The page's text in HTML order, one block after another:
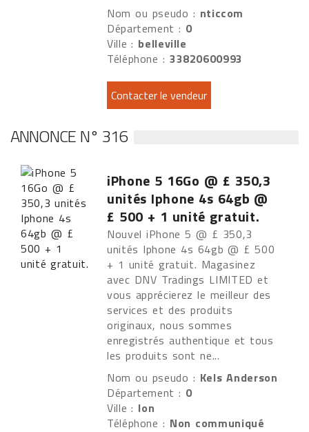
Nom ou pseudo : nticcom
Département : 0
Ville : belleville
Téléphone : 33820600993
ANNONCE N° 316
iPhone 5 16Go @ £ 350,3
unités Iphone 4s 64gb @
£ 500 + 1 unité gratuit.
Nouvel iPhone 5 @ £ 350,3
unités Iphone 4s 64gb @ £ 500
+ 1 unité gratuit. Magasinez
avec DNV Tradings LIMITED et
vous apprécierez le meilleur des
services et des produits
originaux, nous sommes
enregistrés authentique et tous
les produits sont ne...
Nom ou pseudo : Kels Anderson
Département : 0
Ville : lon
Téléphone : Non communiqué